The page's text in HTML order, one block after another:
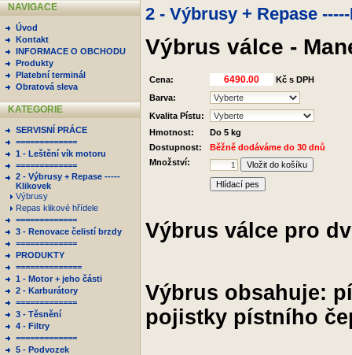
NAVIGACE
Úvod
Kontakt
INFORMACE O OBCHODU
Produkty
Platební terminál
Obratová sleva
KATEGORIE
SERVISNÍ PRÁCE
=============
1 - Leštění vík motoru
=============
2 - Výbrusy + Repase -----
Klikovek
Výbrusy
Repas klikové hřídele
=============
3 - Renovace čelistí brzdy
=============
PRODUKTY
==============
1 - Motor + jeho části
2 - Karburátory
=============
3 - Těsnění
4 - Filtry
=============
5 - Podvozek
2 - Výbrusy + Repase
Výbrus válce -
Cena:
Kč s DPH
Barva:
Kvalita Pístu:
Hmotnost:
Do 5 kg
Dostupnost:
Běžně dodáváme do 30 dnů
Množství:
Hlídací pes
Výbrus válce pro
Výbrus obsahuje:
pojistky pístního